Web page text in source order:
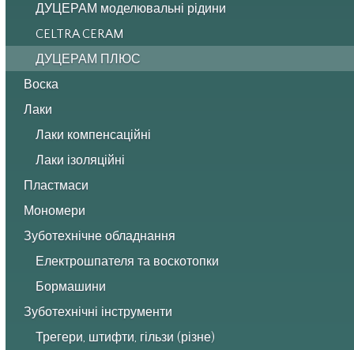
ДУЦЕРАМ моделювальні рідини
CELTRA CERAM
ДУЦЕРАМ ПЛЮС
Воска
Лаки
Лаки компенсаційні
Лаки ізоляційні
Пластмаси
Мономери
Зуботехнічне обладнання
Електрошпателя та воскотопки
Бормашини
Зуботехнічні інструменти
Трегери, штифти, гільзи (різне)